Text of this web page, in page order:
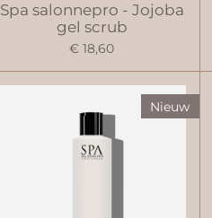
Spa salonnepro - Jojoba
gel scrub
€ 18,60
Nieuw